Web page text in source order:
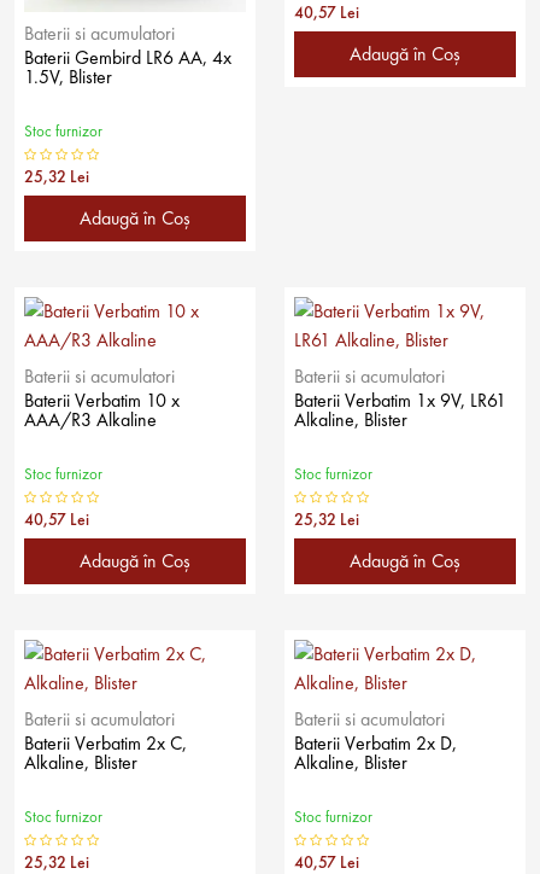
Baterii si acumulatori
Baterii Gembird LR6 AA, 4x
1.5V, Blister
Stoc furnizor
25,32 Lei
Adaugă în Coş
40,57 Lei
Adaugă în Coş
Baterii si acumulatori
Baterii Verbatim 10 x
AAA/R3 Alkaline
Stoc furnizor
40,57 Lei
Adaugă în Coş
Baterii si acumulatori
Baterii Verbatim 1x 9V, LR61
Alkaline, Blister
Stoc furnizor
25,32 Lei
Adaugă în Coş
Baterii si acumulatori
Baterii Verbatim 2x C,
Alkaline, Blister
Stoc furnizor
25,32 Lei
Baterii si acumulatori
Baterii Verbatim 2x D,
Alkaline, Blister
Stoc furnizor
40,57 Lei